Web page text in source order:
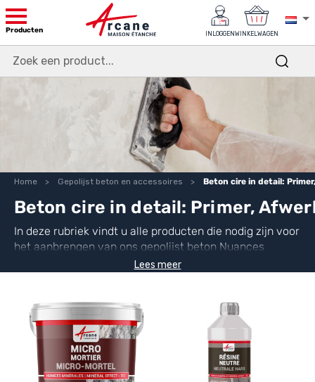
Producten INLOGGENWINKELWAGEN
Home Gepolijst beton en accessoires Beton cire in detail:
Beton cire in detail: Primer,
In deze rubriek vindt u alle producten die nodig zijn voor
het aanbrengen van ons gepolijst beton Nuances
Minérales: primer, mortel, poeder, hars, kleurstoffen en
gereedschap.
Lees meer